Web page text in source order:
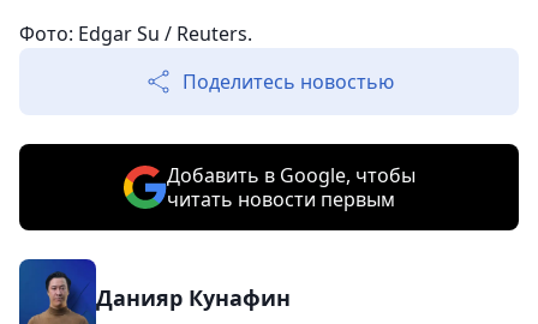
Фото: Edgar Su / Reuters.
Поделитесь новостью
Добавить в Google, чтобы
читать новости первым
Данияр Кунафин